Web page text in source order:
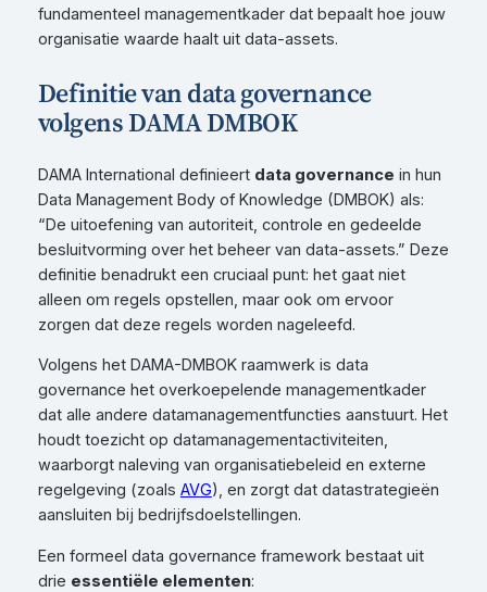
fundamenteel managementkader dat bepaalt hoe jouw
organisatie waarde haalt uit data-assets.
Definitie van data governance
volgens DAMA DMBOK
DAMA International definieert data governance in hun
Data Management Body of Knowledge (DMBOK) als:
“De uitoefening van autoriteit, controle en gedeelde
besluitvorming over het beheer van data-assets.” Deze
definitie benadrukt een cruciaal punt: het gaat niet
alleen om regels opstellen, maar ook om ervoor
zorgen dat deze regels worden nageleefd.
Volgens het DAMA-DMBOK raamwerk is data
governance het overkoepelende managementkader
dat alle andere datamanagementfuncties aanstuurt. Het
houdt toezicht op datamanagementactiviteiten,
waarborgt naleving van organisatiebeleid en externe
regelgeving (zoals AVG), en zorgt dat datastrategieën
aansluiten bij bedrijfsdoelstellingen.
Een formeel data governance framework bestaat uit
drie essentiële elementen: